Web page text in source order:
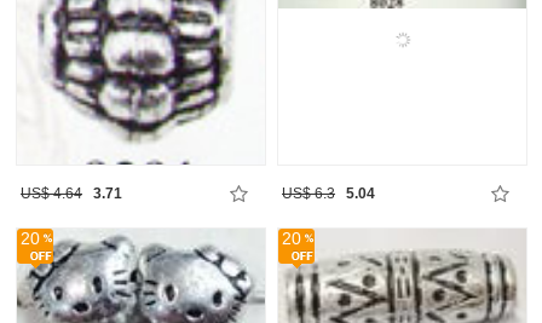
US$ 4.64 3.71 US$ 6.3 5.04
20 20